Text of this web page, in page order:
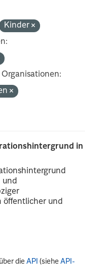
Kinder
Organisationen:
in
öffentlicher und
dieAPI (sieheAPI-